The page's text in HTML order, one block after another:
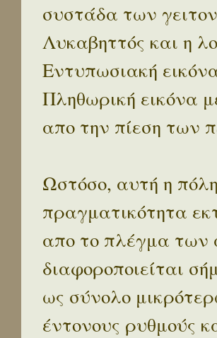
συστάδα των
Λυκαβηττός και η
Εντυπωσιακή
Πληθωρική εικόνα
απο την πίεση των
Ωστόσο, αυτή η
πραγματικότητα
απο το πλέγμα των
διαφοροποιείται
ως σύνολο
έντονους ρυθμούς